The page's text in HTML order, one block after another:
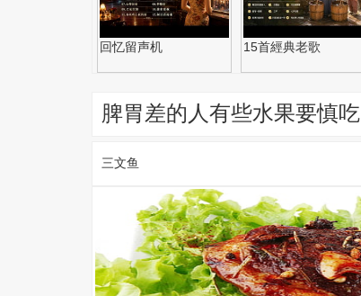
回忆留声机 15首經典老歌
脾胃差的人有些水果要慎吃
三文鱼